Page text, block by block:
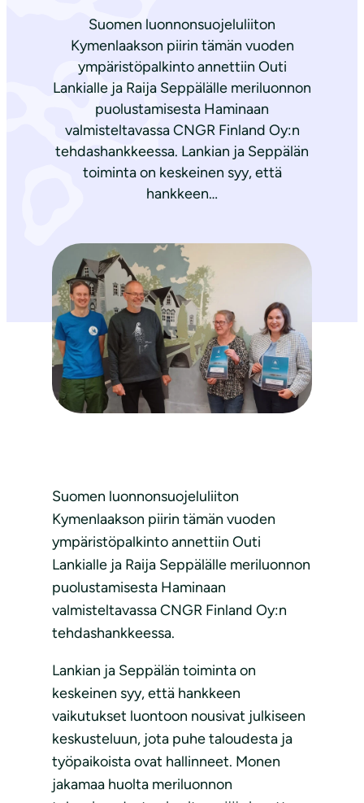
Suomen luonnonsuojeluliiton
Kymenlaakson piirin tämän vuoden
ympäristöpalkinto annettiin Outi
Lankialle ja Raija Seppälälle meriluonnon
puolustamisesta Haminaan
valmisteltavassa CNGR Finland Oy:n
tehdashankkeessa. Lankian ja Seppälän
toiminta on keskeinen syy, että
hankkeen…
Suomen luonnonsuojeluliiton
Kymenlaakson piirin tämän vuoden
ympäristöpalkinto annettiin Outi
Lankialle ja Raija Seppälälle meriluonnon
puolustamisesta Haminaan
valmisteltavassa CNGR Finland Oy:n
tehdashankkeessa.
Lankian ja Seppälän toiminta on
keskeinen syy, että hankkeen
vaikutukset luontoon nousivat julkiseen
keskusteluun, jota puhe taloudesta ja
työpaikoista ovat hallinneet. Monen
jakamaa huolta meriluonnon